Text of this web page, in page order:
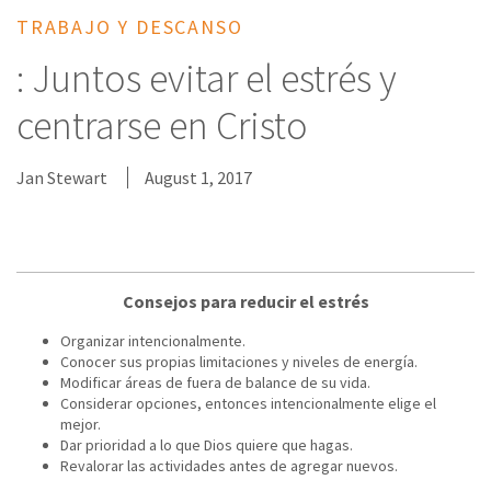
TRABAJO Y DESCANSO
: Juntos evitar el estrés y
centrarse en Cristo
Jan Stewart August 1, 2017
Consejos para reducir el estrés
Organizar intencionalmente.
Conocer sus propias limitaciones y niveles de energía.
Modificar áreas de fuera de balance de su vida.
Considerar opciones, entonces intencionalmente elige el
mejor.
Dar prioridad a lo que Dios quiere que hagas.
Revalorar las actividades antes de agregar nuevos.